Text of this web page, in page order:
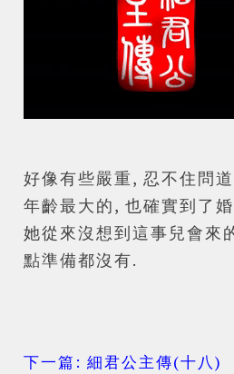
好像有些嚴重, 忍不住問
年齡最大的, 也確實到了
她從來沒想到這事兒會來
點準備都沒有.
下一篇: 細君公主傳(十八)